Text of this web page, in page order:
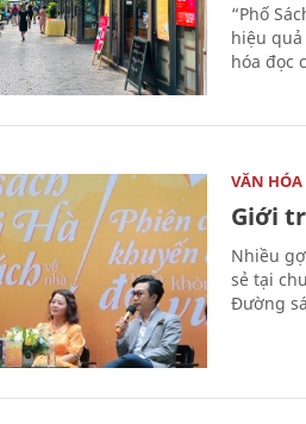
“Phố
hiệu
hóa đọc
VĂN HÓA
Giới
Nhiều
sẻ tại
Đường